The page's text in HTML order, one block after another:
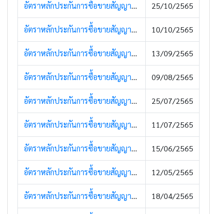
อัตราหลักประกันการซื้อขายสัญญาซื้อขายล่วงหน้า | วันอังคารที่ 25 ตุลาคม พ.ศ. 2565 25/10/2565
อัตราหลักประกันการซื้อขายสัญญาซื้อขายล่วงหน้า (Super Margin) (12 ตุลาคม 2565) 10/10/2565
อัตราหลักประกันการซื้อขายสัญญาซื้อขายล่วงหน้า | (15 กันยายน 2565 ) 13/09/2565
อัตราหลักประกันการซื้อขายสัญญาซื้อขายล่วงหน้า | (11 สิงหาคม 2565) 09/08/2565
อัตราหลักประกันการซื้อขายสัญญาซื้อขายล่วงหน้า (Super Margin) (27 กรกฎาคม 2565) 25/07/2565
อัตราหลักประกันการซื้อขายสัญญาซื้อขายล่วงหน้า (11 กรกฎาคม 2565) 11/07/2565
อัตราหลักประกันการซื้อขายสัญญาซื้อขายล่วงหน้า (15 มิถุนายน 2565) 15/06/2565
อัตราหลักประกันการซื้อขายสัญญาซื้อขายล่วงหน้า (17 พฤษภาคม 2565) 12/05/2565
อัตราหลักประกันการซื้อขายสัญญาซื้อขายล่วงหน้า (19 เมษายน 2565) 18/04/2565